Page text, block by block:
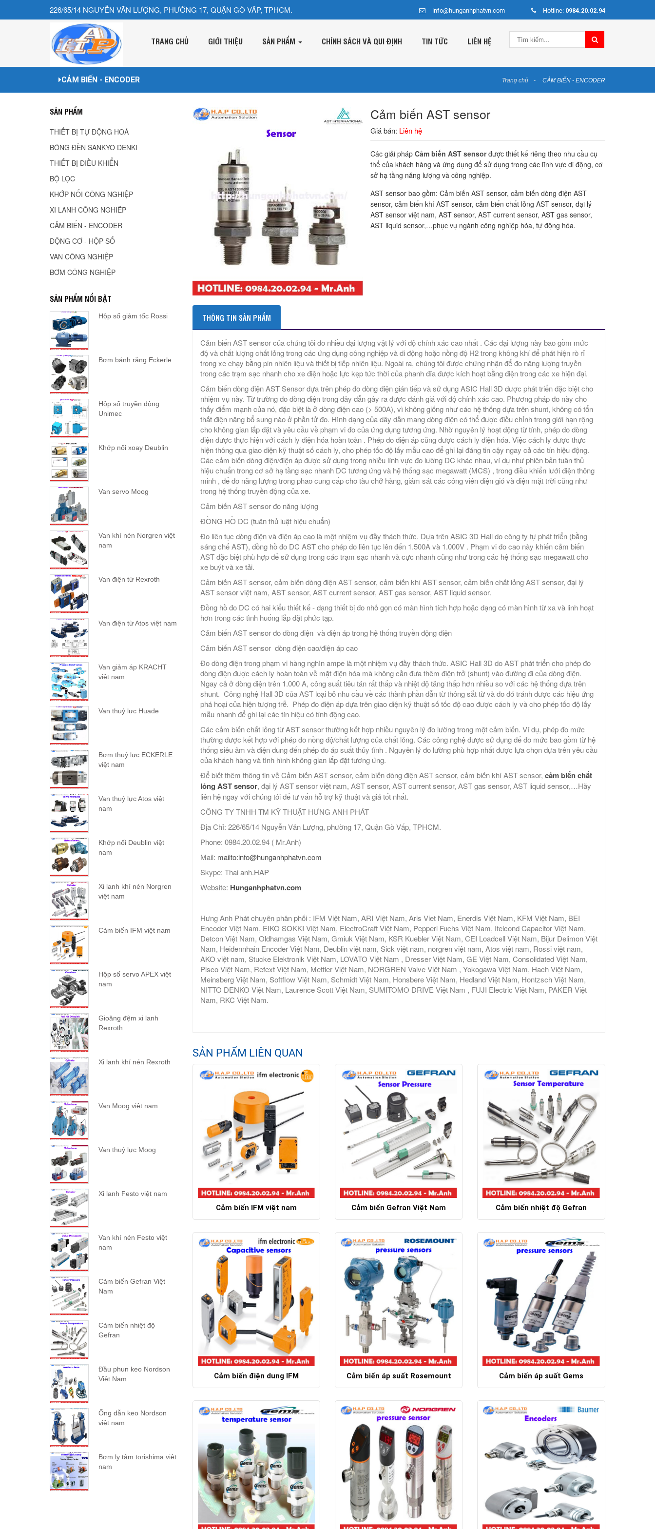
226/65/14 NGUYỄN VĂN LƯỢNG, PHƯỜNG 17, QUẬN GÒ VÂP, TPHCM. info@hunganhphatvn.com Hotline: 0984.20.02.94
TRANG CHỦ GIỚI THIỆU SẢN PHẨM CHÍNH SÁCH VÀ QUI ĐỊNH TIN TỨC LIÊN HỆ
CẢM BIẾN - ENCODER Trang chủ CẢM BIẾN - ENCODER
Cảm biến AST sensor
Giá bán: Liên hệ
Các giải phápCảm biến AST sensorđược thiết kế riêng theo nhu cầu cụ
thể của khách hàng và ứng dụng để sử dụng trong các lĩnh vực di động, cơ
sở hạ tầng năng lượng và công nghiệp.
AST sensor bao gồm: Cảm biến AST sensor, cảm biến dòng điện AST
sensor, cảm biến khí AST sensor, cảm biến chất lỏng AST sensor, đại lý
AST sensor việt nam, AST sensor, AST current sensor, AST gas sensor,
AST liquid sensor,…phục vụ ngành công nghiệp hóa, tự động hóa.
THÔNG TIN SẢN PHẨM
Cảm biến AST sensor của chúng tôi đo nhiều đại lượng vật lý với độ chính xác cao nhất . Các đại lượng này bao gồm mức
độ và chất lượng chất lỏng trong các ứng dụng công nghiệp và di động hoặc nồng độ H2 trong không khí để phát hiện rò rỉ
trong xe chạy bằng pin nhiên liệu và thiết bị tiếp nhiên liệu. Ngoài ra, chúng tôi được chứng nhận để đo năng lượng truyền
trong các trạm sạc nhanh cho xe điện hoặc lực kẹp tức thời của phanh đĩa được kích hoạt bằng điện trong các xe hiện đại.
Cảm biến dòng điện AST Sensor dựa trên phép đo dòng điện gián tiếp và sử dụng ASIC Hall 3D được phát triển đặc biệt cho
nhiệm vụ này. Từ trường do dòng điện trong dây dẫn gây ra được đánh giá với độ chính xác cao. Phương pháp đo này cho
thấy điểm mạnh của nó, đặc biệt là ở dòng điện cao (> 500A), vì không giống như các hệ thống dựa trên shunt, không có tổn
thất điện năng bổ sung nào ở phần tử đo. Hình dạng của dây dẫn mang dòng điện có thể được điều chỉnh trong giới hạn rộng
cho không gian lắp đặt và yêu cầu về phạm vi đo của ứng dụng tương ứng. Nhờ nguyên lý hoạt động từ tính, phép đo dòng
điện được thực hiện với cách ly điện hóa hoàn toàn . Phép đo điện áp cũng được cách ly điện hóa. Việc cách ly được thực
hiện thông qua giao diện kỹ thuật số cách ly, cho phép tốc độ lấy mẫu cao để ghi lại đáng tin cậy ngay cả các tín hiệu động.
Các cảm biến dòng điện/điện áp được sử dụng trong nhiều lĩnh vực đo lường DC khác nhau, ví dụ như phiên bản tuân thủ
hiệu chuẩn trong cơ sở hạ tầng sạc nhanh DC tương ứng và hệ thống sạc megawatt (MCS) , trong điều khiển lưới điện thông
minh , để đo năng lượng trong phao cung cấp cho tàu chở hàng, giám sát các công viên điện gió và điện mặt trời cũng như
trong hệ thống truyền động của xe.
Cảm biến AST sensor đo năng lượng
ĐỒNG HỒ DC (tuân thủ luật hiệu chuẩn)
Đo liên tục dòng điện và điện áp cao là một nhiệm vụ đầy thách thức. Dựa trên ASIC 3D Hall do công ty tự phát triển (bằng
sáng chế AST), đồng hồ đo DC AST cho phép đo liên tục lên đến 1.500A và 1.000V . Phạm vi đo cao này khiến cảm biến
AST đặc biệt phù hợp để sử dụng trong các trạm sạc nhanh và cực nhanh cũng như trong các hệ thống sạc megawatt cho
xe buýt và xe tải.
Cảm biến AST sensor, cảm biến dòng điện AST sensor, cảm biến khí AST sensor, cảm biến chất lỏng AST sensor, đại lý
AST sensor việt nam, AST sensor, AST current sensor, AST gas sensor, AST liquid sensor.
Đồng hồ đo DC có hai kiểu thiết kế - dạng thiết bị đo nhỏ gọn có màn hình tích hợp hoặc dạng có màn hình từ xa và linh hoạt
hơn trong các tình huống lắp đặt phức tạp.
Cảm biến AST sensor đo dòng điện và điện áp trong hệ thống truyền động điện
Cảm biến AST sensor dòng điện cao/điện áp cao
Đo dòng điện trong phạm vi hàng nghìn ampe là một nhiệm vụ đầy thách thức. ASIC Hall 3D do AST phát triển cho phép đo
dòng điện được cách ly hoàn toàn về mặt điện hóa mà không cần đưa thêm điện trở (shunt) vào đường đi của dòng điện.
Ngay cả ở dòng điện trên 1.000 A, công suất tiêu tán rất thấp và nhiệt độ tăng thấp hơn nhiều so với các hệ thống dựa trên
shunt. Công nghệ Hall 3D của AST loại bỏ nhu cầu về các thành phần dẫn từ thông sắt từ và do đó tránh được các hiệu ứng
phá hoại của hiện tượng trễ. Phép đo điện áp dựa trên giao diện kỹ thuật số tốc độ cao được cách ly và cho phép tốc độ lấy
mẫu nhanh để ghi lại các tín hiệu có tính động cao.
Các cảm biến chất lỏng từ AST sensor thường kết hợp nhiều nguyên lý đo lường trong một cảm biến. Ví dụ, phép đo mức
thường được kết hợp với phép đo nồng độ/chất lượng của chất lỏng. Các công nghệ được sử dụng để đo mức bao gồm từ hệ
thống siêu âm và điện dung đến phép đo áp suất thủy tĩnh . Nguyên lý đo lường phù hợp nhất được lựa chọn dựa trên yêu cầu
của khách hàng và tình hình không gian lắp đặt tương ứng.
Để biết thêm thông tin về Cảm biến AST sensor, cảm biến dòng điện AST sensor, cảm biến khí AST sensor, cảm biến chất
lỏng AST sensor, đại lý AST sensor việt nam, AST sensor, AST current sensor, AST gas sensor, AST liquid sensor,…Hãy
liên hệ ngay với chúng tôi để tư vấn hỗ trợ kỹ thuật và giá tốt nhất.
CÔNG TY TNHH TM KỸ THUẬT HƯNG ANH PHÁT
Địa Chỉ: 226/65/14 Nguyễn Văn Lượng, phường 17, Quận Gò Vấp, TPHCM.
Phone: 0984.20.02.94 ( Mr.Anh)
Mail: mailto:info@hunganhphatvn.com
Skype: Thai anh.HAP
Website: Hunganhphatvn.com
Hưng Anh Phát chuyên phân phối : IFM Việt Nam, ARI Việt Nam, Aris Viet Nam, Enerdis Việt Nam, KFM Việt Nam, BEI
Encoder Việt Nam, EIKO SOKKI Việt Nam, ElectroCraft Việt Nam, Pepperl Fuchs Việt Nam, Itelcond Capacitor Việt Nam,
Detcon Việt Nam, Oldhamgas Việt Nam, Gmiuk Việt Nam, KSR Kuebler Việt Nam, CEI Loadcell Việt Nam, Bijur Delimon Việt
Nam, Heidennhain Encoder Việt Nam, Deublin việt nam, Sick việt nam, norgren việt nam, Atos việt nam, Rossi việt nam,
AKO việt nam, Stucke Elektronik Việt Nam, LOVATO Việt Nam , Dresser Việt Nam, GE Việt Nam, Consolidated Việt Nam,
Pisco Việt Nam, Refext Việt Nam, Mettler Việt Nam, NORGREN Valve Việt Nam , Yokogawa Việt Nam, Hach Việt Nam,
Meinsberg Việt Nam, Softflow Việt Nam, Schmidt Việt Nam, Honsbere Việt Nam, Hedland Việt Nam, Hontzsch Việt Nam,
NITTO DENKO Việt Nam, Laurence Scott Việt Nam, SUMITOMO DRIVE Việt Nam , FUJI Electric Việt Nam, PAKER Việt
Nam, RKC Việt Nam.
SẢN PHẨM LIÊN QUAN
Cảm biến IFM việt nam
Chi tiết
Cảm biến Gefran Việt Nam
Chi tiết
Cảm biến nhiệt độ Gefran
Chi tiết
Cảm biến điện dung IFM
Chi tiết
Cảm biến áp suất Rosemount
Chi tiết
Cảm biến áp suất Gems
SẢN PHẨM
THIẾT BỊ TỰ ĐỘNG HOÁ
BÓNG ĐÈN SANKYO DENKI
THIẾT BỊ ĐIỀU KHIỂN
BỘ LỌC
KHỚP NỐI CÔNG NGHIỆP
XI LANH CÔNG NGHIÊP
CẢM BIẾN - ENCODER
ĐỘNG CƠ - HỘP SỐ
VAN CÔNG NGHIỆP
BƠM CÔNG NGHIỆP
SẢN PHẨM NỔI BẬT
Hộp số giảm tốc Rossi
Bơm bánh răng Eckerle
Hộp số truyền động
Unimec
Khớp nối xoay Deublin
Van servo Moog
Van khí nén Norgren việt
nam
Van điện từ Rexroth
Van điện từ Atos việt nam
Van giảm áp KRACHT
việt nam
Van thuỷ lực Huade
Bơm thuỷ lực ECKERLE
việt nam
Van thuỷ lực Atos việt
nam
Khớp nối Deublin việt
nam
Xi lanh khí nén Norgren
việt nam
Cảm biến IFM việt nam
Hộp số servo APEX việt
nam
Gioăng đệm xi lanh
Rexroth
Xi lanh khí nén Rexroth
Van Moog việt nam
Van thuỷ lực Moog
Xi lanh Festo việt nam
Van khí nén Festo việt
nam
Cảm biến Gefran Việt
Nam
Cảm biến nhiệt độ
Gefran
Đầu phun keo Nordson
Việt Nam
Ống dẫn keo Nordson
việt nam
Bơm ly tâm torishima việt
nam